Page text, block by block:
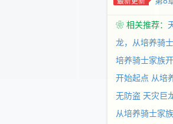
❀ 相关推荐：
龙，从培养骑
培养骑士家族
开始起点 从培
无防盗 天灾巨
从培养骑士家